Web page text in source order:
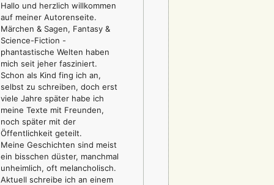
Hallo und herzlich willkommen
auf meiner Autorenseite.
Märchen & Sagen, Fantasy &
Science-Fiction -
phantastische Welten haben
mich seit jeher fasziniert.
Schon als Kind fing ich an,
selbst zu schreiben, doch erst
viele Jahre später habe ich
meine Texte mit Freunden,
noch später mit der
Öffentlichkeit geteilt.
Meine Geschichten sind meist
ein bisschen düster, manchmal
unheimlich, oft melancholisch.
Aktuell schreibe ich an einem